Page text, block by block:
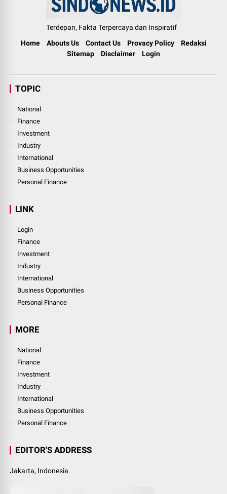
Terdepan, Fakta Terpercaya dan Inspiratif
Home
Abouts Us Contact Us Provacy Policy
Redaksi
Sitemap
Disclaimer Login
TOPIC
National
Finance
Investment
Industry
International
Business Opportunities
Personal Finance
LINK
Login
Finance
Investment
Industry
International
Business Opportunities
Personal Finance
MORE
National
Finance
Investment
Industry
International
Business Opportunities
Personal Finance
EDITOR'S ADDRESS
Jakarta, Indonesia